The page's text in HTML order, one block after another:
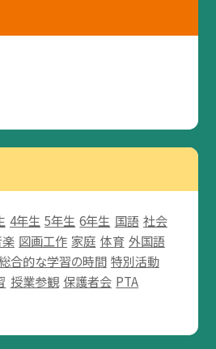
4年生 5年生 6年生 国語 社会
図画工作 家庭 体育 外国語
合的な学習の時間 特別活動
授業参観 保護者会 PTA